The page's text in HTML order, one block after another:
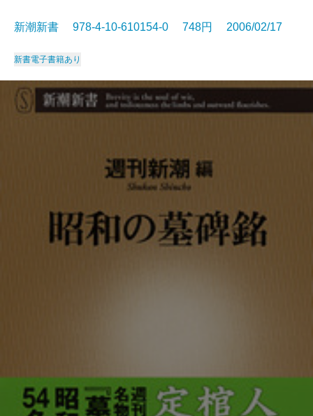
新潮新書 978-4-10-610154-0 748円 2006/02/17
新書電子書籍あり